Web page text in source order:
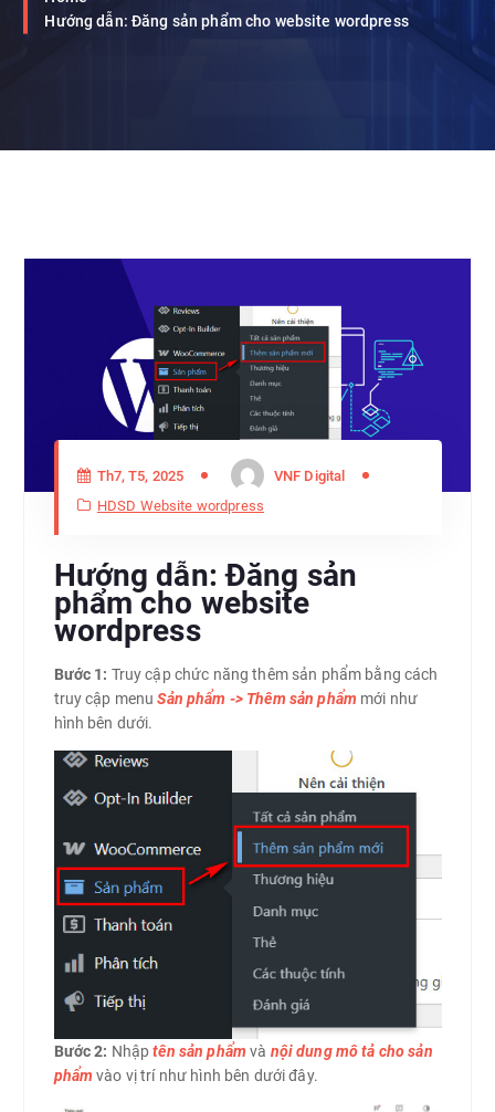
Hướng dẫn: Đăng sản phẩm cho website wordpress
Th7, T5, 2025
VNF Digital
HDSD Website wordpress
Hướng dẫn: Đăng sản
phẩm cho website
wordpress
Bước 1: Truy cập chức năng thêm sản phẩm bằng cách
truy cập menuSản phẩm -> Thêm sản phẩm mới như
hình bên dưới.
Bước 2: Nhậptên sản phẩm và nội dung mô tả cho sản
phẩm vào vị trí như hình bên dưới đây.